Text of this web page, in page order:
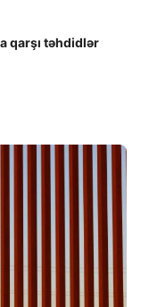
qarşı təhdidlər